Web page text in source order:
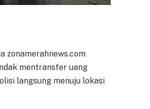
zonamerahnews.com
mentransfer uang
langsung menuju lokasi